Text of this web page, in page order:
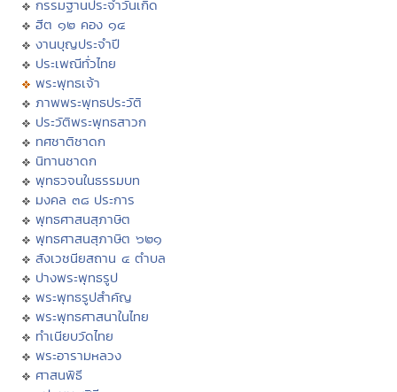
กรรมฐานประจำวันเกิด
ฮีต ๑๒ คอง ๑๔
งานบุญประจำปี
ประเพณีทั่วไทย
พระพุทธเจ้า
ภาพพระพุทธประวัติ
ประวัติพระพุทธสาวก
ทศชาติชาดก
นิทานชาดก
พุทธวจนในธรรมบท
มงคล ๓๘ ประการ
พุทธศาสนสุภาษิต
พุทธศาสนสุภาษิต ๖๒๑
สังเวชนียสถาน ๔ ตำบล
ปางพระพุทธรูป
พระพุทธรูปสำคัญ
พระพุทธศาสนาในไทย
ทำเนียบวัดไทย
พระอารามหลวง
ศาสนพิธี